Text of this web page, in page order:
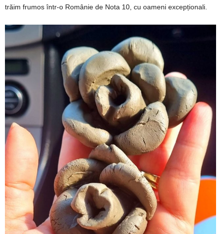
trăim frumos într-o Românie de Nota 10, cu oameni excepționali.